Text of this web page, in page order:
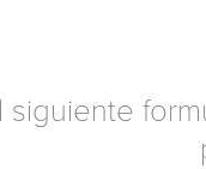
siguiente